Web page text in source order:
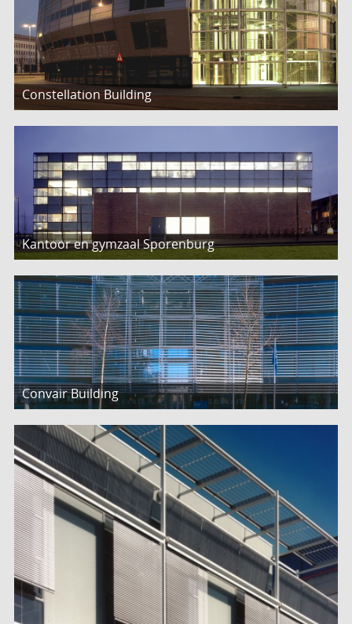
Constellation Building
Kantoor en gymzaal Sporenburg
Convair Building